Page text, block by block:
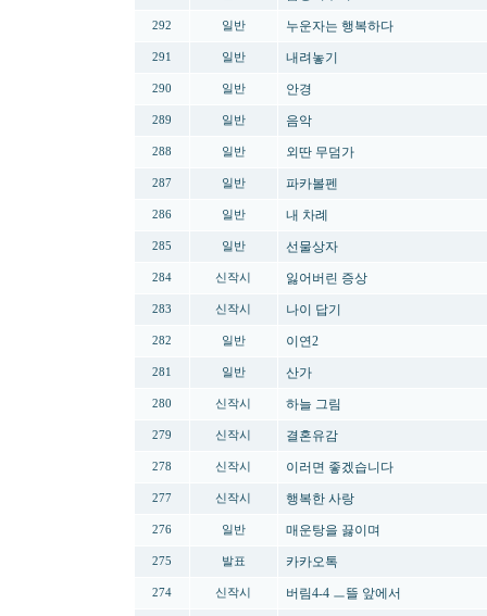
292 일반 누운자는 행복하다
291 일반 내려놓기
290 일반 안경
289 일반 음악
288 일반 외딴 무덤가
287 일반 파카볼펜
286 일반 내 차례
285 일반 선물상자
284 신작시 잃어버린 증상
283 신작시 나이 답기
282 일반 이연2
281 일반 산가
280 신작시 하늘 그림
279 신작시 결혼유감
278 신작시 이러면 좋겠습니다
277 신작시 행복한 사랑
276 일반 매운탕을 끓이며
275 발표 카카오톡
274 신작시 버림4-4 ㅡ뜰 앞에서